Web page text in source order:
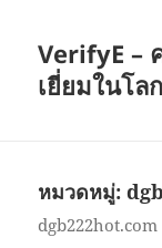
VerifyE –
เยี่ยมในโล
หมวดหมู่:
dgb222hot.com